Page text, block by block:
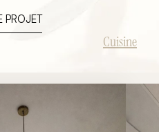
PROJET
Cuisine